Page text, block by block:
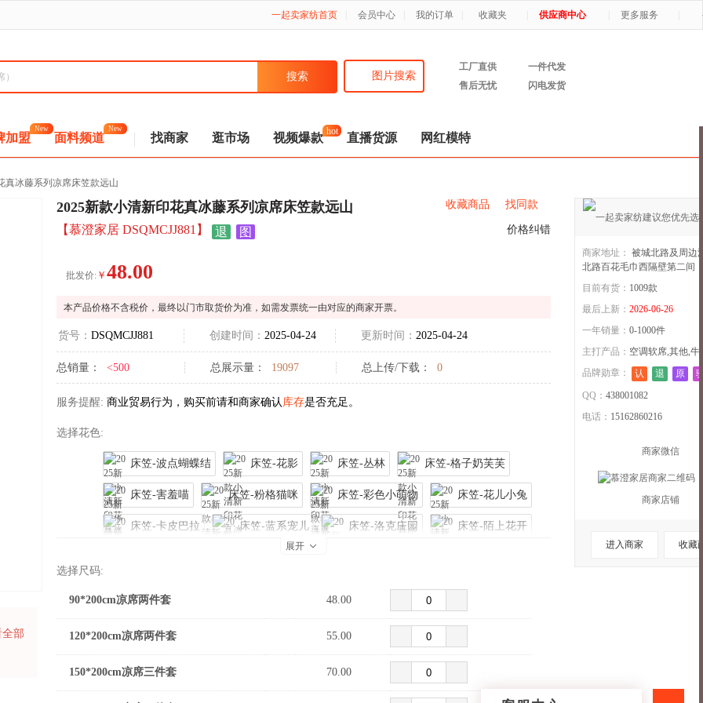
一起卖家纺首页 会员中心 我的订单 收藏夹 供应商中心 更多服务
图片搜索
工厂直供
一件代发
售后无忧
闪电发货
加盟
New
面料频道
New
找商家 逛市场 视频爆款 hot 直播货源 网红模特
真冰藤系列凉席床笠款远山
部
2025新款小清新印花真冰藤系列凉席床笠款远山 收藏商品 找同款
【慕澄家居 DSQMCJJ881】 退 图 价格纠错
批发价: ￥ 48.00
本产品价格不含税价，最终以门市取货价为准，如需发票统一由对应的商家开票。
货号： DSQMCJJ881 创建时间： 2025-04-24 更新时间： 2025-04-24
总销量： <500 总展示量： 19097 总上传/下载： 0
服务提醒: 商业贸易行为，购买前请和商家确认 库存是否充足。
选择花色:
床笠-波点蝴蝶结 床笠-花影 床笠-丛林 床笠-格子奶芙芙
床笠-害羞喵 床笠-粉格猫咪 床笠-彩色小萌物 床笠-花儿小兔
床笠-卡皮巴拉 床笠-蓝系宠儿 床笠-洛克庄园 床笠-陌上花开
床笠-意境
床笠-游园会 床笠-元气崽崽 床笠-远山 花影 彩色小萌物
波点蝴蝶结 格子奶芙芙 害羞喵 粉格猫咪 丛林
花儿小兔 陌上花开
展开 
选择尺码:
90*200cm凉席两件套 48.00
120*200cm凉席两件套 55.00
150*200cm凉席三件套 70.00
慕澄家居 3年店
商家地址： 被城北路及周边
北路百花毛巾西隔壁第二间
目前有货： 1009款
最后上新： 2026-06-26
一年销量： 0-1000件
主打产品： 空调软席,其他,牛
品牌勋章：
认 退 原
QQ： 438001082
电话： 15162860216
商家微信
商家店铺
进入商家 收藏